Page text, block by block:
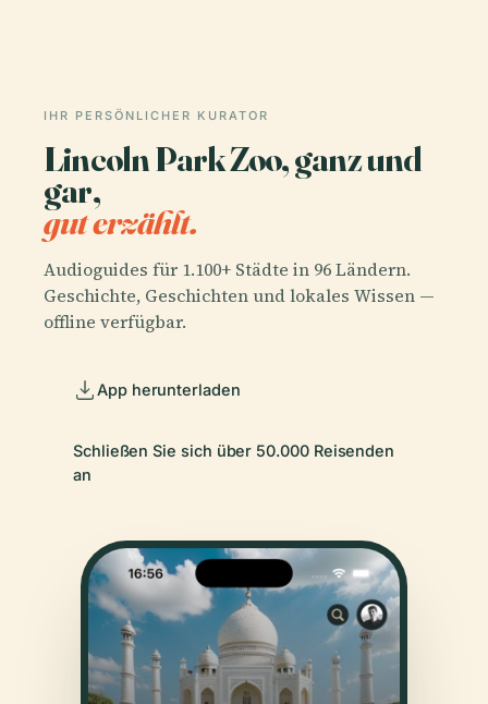
IHR PERSÖNLICHER KURATOR
Lincoln Park Zoo, ganz und
gar,
gut erzählt.
Audioguides für 1.100+ Städte in 96 Ländern.
Geschichte, Geschichten und lokales Wissen —
offline verfügbar.
App herunterladen
Schließen Sie sich über 50.000 Reisenden
an